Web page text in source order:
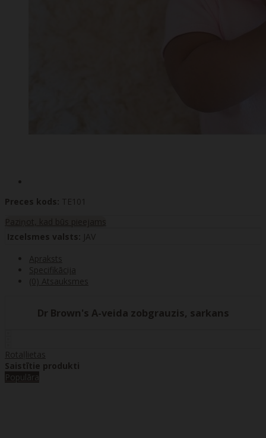
Preces kods: TE101
Paziņot, kad būs pieejams
Izcelsmes valsts: JAV
Apraksts
Specifikācija
(0) Atsauksmes
Dr Brown's A-veida zobgrauzis, sarkans
Rotaļlietas
Saistītie produkti
Populāra